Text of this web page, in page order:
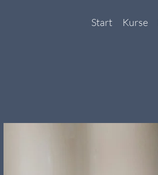
Start Kurse